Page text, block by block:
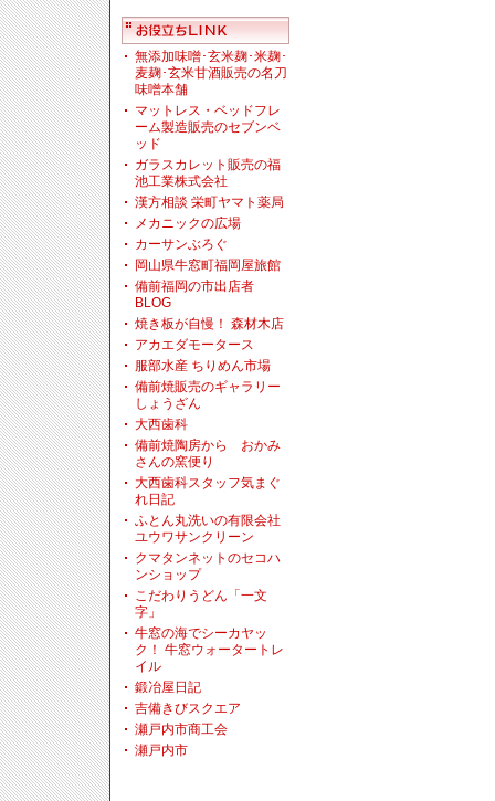
無添加味噌･玄米麹･米麹･
麦麹･玄米甘酒販売の名刀
味噌本舗
マットレス・ベッドフレ
ーム製造販売のセブンベ
ッド
ガラスカレット販売の福
池工業株式会社
漢方相談 栄町ヤマト薬局
メカニックの広場
カーサンぶろぐ
岡山県牛窓町福岡屋旅館
備前福岡の市出店者
BLOG
焼き板が自慢！ 森材木店
アカエダモータース
服部水産 ちりめん市場
備前焼販売のギャラリー
しょうざん
大西歯科
備前焼陶房から おかみ
さんの窯便り
大西歯科スタッフ気まぐ
れ日記
ふとん丸洗いの有限会社
ユウワサンクリーン
クマタンネットのセコハ
ンショップ
こだわりうどん「一文
字」
牛窓の海でシーカヤッ
ク！ 牛窓ウォータートレ
イル
鍛冶屋日記
吉備きびスクエア
瀬戸内市商工会
瀬戸内市